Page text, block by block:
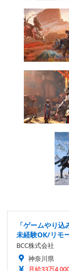
「ゲームやり
未経験OK/リモ
BCC株式会社
神奈川県
月給33万